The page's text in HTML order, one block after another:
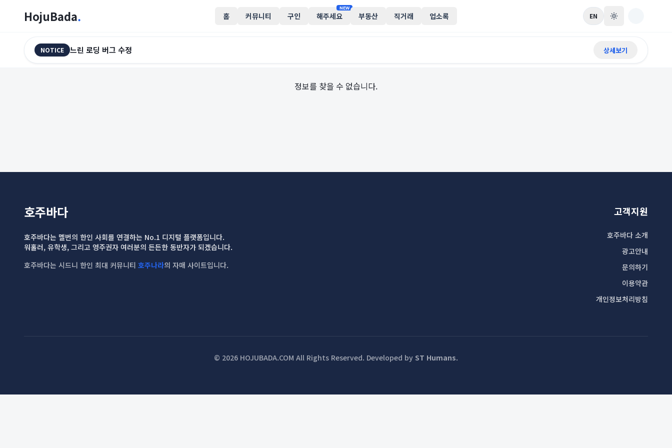
HojuBada. 홈 커뮤니티 구인 해주세요
NEW
부동산 직거래 업소록 EN
NOTICE 느린 로딩 버그 수정 상세보기
정보를 찾을 수 없습니다.
호주바다
호주바다는 멜번의 한인 사회를 연결하는 No.1 디지털 플랫폼입니다.
워홀러, 유학생, 그리고 영주권자 여러분의 든든한 동반자가 되겠습니다.
호주바다는 시드니 한인 최대 커뮤니티 호주나라의 자매 사이트입니다.
고객지원
호주바다 소개
광고안내
문의하기
이용약관
개인정보처리방침
© 2026 HOJUBADA.COM All Rights Reserved. Developed by ST Humans.